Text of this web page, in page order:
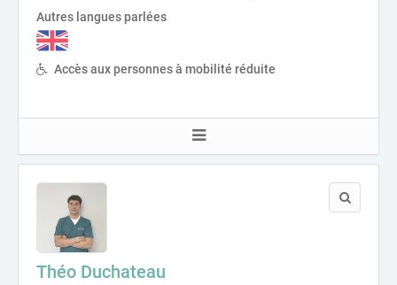
Autres langues parlées
Accès aux personnes à mobilité réduite
Théo Duchateau